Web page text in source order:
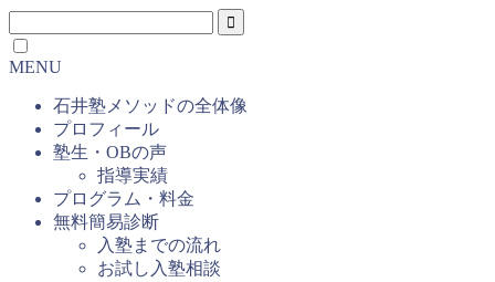
MENU
石井塾メソッドの全体像
プロフィール
塾生・OBの声
指導実績
プログラム・料金
無料簡易診断
入塾までの流れ
お試し入塾相談